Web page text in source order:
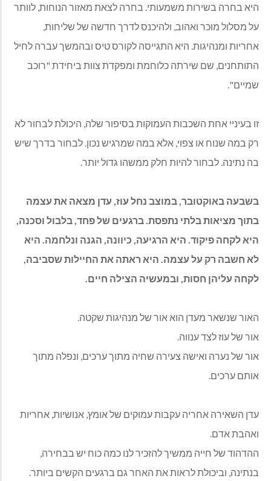
היא בחרה בשירות משמעותי. בחרה לצאת מאזור הנוחות, לוותר
על מסלול מוכר ואהוב, ולהיכנס לדרך חדשה של שליחות,
אחריות ומנהיגות. היא התגייסה לקורס טיס ובהמשך עברה לחיל
התותחנים, שם שירתה כלוחמת ומפקדת צוות ביחידת "רוכב
שמיים".
זו בעיניי אחת השכבות העמוקות בסיפור שלה, היכולת לבחור לא
רק במה שנוח או צפוי, אלא במה שמרגיש נכון. לבחור בדרך שיש
בה נתינה. לבחור להיות חלק ממשהו גדול יותר.
בשבעה באוקטובר, במוצב נחל עוז, עדן מצאה את עצמה
בתוך מציאות בלתי נתפסת. ברגעים של פחד, בלבול וסכנה,
היא לקחה פיקוד. היא הרגיעה, כיוונה, הגנה ונלחמה. היא
לא חשבה רק על עצמה. היא ראתה את החיילות שסביבה,
לקחה עליהן חסות, ובמעשיה הצילה חיים.
האור שנשאר מעדן הוא אור של מנהיגות שקטה.
אור של עוז לצד ענווה.
אור של נערה ואישה צעירה שחיה מתוך ערכים, ונפלה מתוך
אותם ערכים.
עדן השאירה אחריה עקבות עמוקים של אומץ, אנושיות, אחריות
ואהבת אדם.
ההדהוד של חייה ממשיך להזכיר לנו כמה כוח יש בבחירה,
בנתינה, וביכולת לראות את האחר גם ברגעים הקשים ביותר.